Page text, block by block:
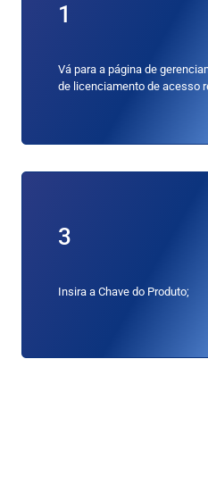
1
Vá para a página de
de licenciamento de acesso
3
Insira a Chave do Produto;